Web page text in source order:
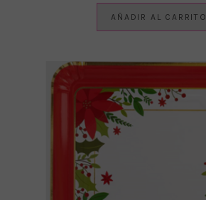
AÑADIR AL CARRITO